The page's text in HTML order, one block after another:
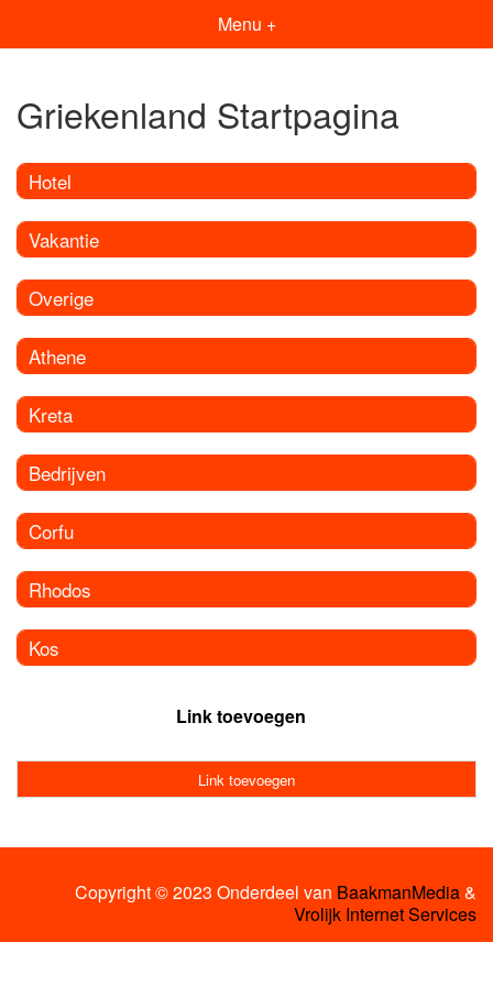
Menu +
Griekenland Startpagina
Hotel
Vakantie
Overige
Athene
Kreta
Bedrijven
Corfu
Rhodos
Kos
Link toevoegen
Link toevoegen
Copyright © 2023 Onderdeel van BaakmanMedia&
Vrolijk Internet Services